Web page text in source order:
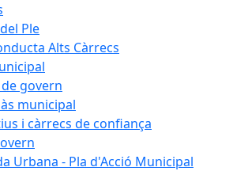
Ple
Alts Càrrecs
govern
municipal
i càrrecs de confiança
Urbana - Pla d'Acció Municipal